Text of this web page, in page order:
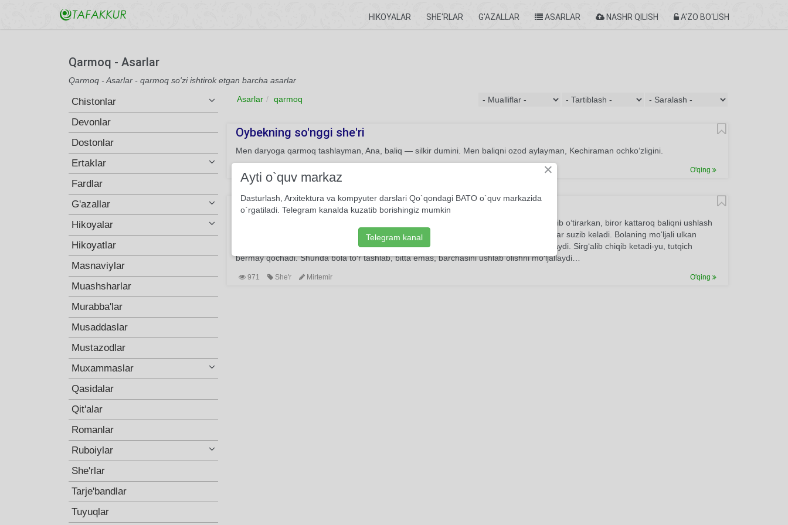
HIKOYALAR SHE'RLAR G'AZALLAR ASARLAR NASHR QILISH A'ZO BO'LISH
Qarmoq - Asarlar
Qarmoq - Asarlar - qarmoq so'zi ishtirok etgan barcha asarlar
Chistonlar
Devonlar
Dostonlar
Ertaklar
Fardlar
G'azallar
Hikoyalar
Hikoyatlar
Masnaviylar
Muashsharlar
Murabba'lar
Musaddaslar
Mustazodlar
Muxammaslar
Qasidalar
Qit'alar
Romanlar
Ruboiylar
She'rlar
Tarje'bandlar
Tuyuqlar
Asarlar qarmoq
Oybekning so'nggi she'ri
Men daryoga qarmoq tashlayman, Ana, baliq — silkir dumini. Men baliqni ozod aylayman, Kechiraman ochko‘zligini.
O'qing
Baliq ovi
Mazkur she’rda lirik qahramon suv bo‘yida baliqlarning suzib, o‘ynoqlashini tomosha qilib o‘tirarkan, biror kattaroq baliqni ushlash
ilinjida suvga non ushoqlarini tashlaydi. Buni ko‘rib toshlar orasiga bekinib yotgan baliqlar suzib keladi. Bolaning mo‘ljali ulkan
baliqni tutib buvisiga olib borsa-yu, undan maqtov eshitsa. Biroq qo‘liga sira baliq ilinmaydi. Sirg‘alib chiqib ketadi-yu, tutqich
bermay qochadi. Shunda bola to‘r tashlab, bitta emas, barchasini ushlab olishni mo‘ljallaydi…
971 She'r Mirtemir O'qing
×
Ayti o`quv markaz
Dasturlash, Arxitektura va kompyuter darslari Qo`qondagi BATO o`quv markazida
o`rgatiladi. Telegram kanalda kuzatib borishingiz mumkin
Telegram kanal